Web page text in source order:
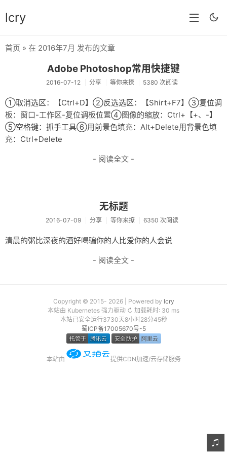
lcry
分类
分享
技术
生活
归档
留言
友链
关于
首页 » 在 2016年7月 发布的文章
Adobe Photoshop常用快捷键
2016-07-12 分享 等你来撩 5380 次阅读
①取消选区：【Ctrl+D】②反选选区：【Shirt+F7】③复位调
板：窗口-工作区-复位调板位置④图像的缩放：Ctrl+【+、-】
⑤空格键：抓手工具⑥用前景色填充：Alt+Delete用背景色填
充：Ctrl+Delete
- 阅读全文 -
无标题
2016-07-09 分享 等你来撩 6350 次阅读
清晨的粥比深夜的酒好喝骗你的人比爱你的人会说
- 阅读全文 -
Copyright © 2015- 2026 | Powered by lcry
本站由 Kubernetes 强力驱动 ↻ 加载耗时: 30 ms
本站已安全运行3730天8小时28分45秒
蜀ICP备17005670号-5
本站由 提供CDN加速/云存储服务